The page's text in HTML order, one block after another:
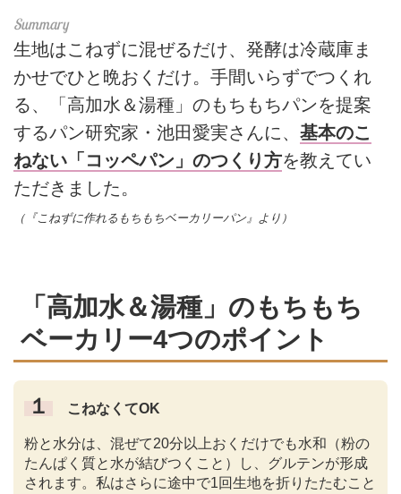
生地はこねずに混ぜるだけ、発酵は冷蔵庫ま
かせでひと晩おくだけ。手間いらずでつくれ
る、「高加水＆湯種」のもちもちパンを提案
するパン研究家・池田愛実さんに、 基本のこ
ねない「コッペパン」のつくり方を教えてい
ただきました。
（『こねずに作れるもちもちベーカリーパン』より）
「高加水＆湯種」のもちもち
ベーカリー4つのポイント
１ こねなくてOK
粉と水分は、混ぜて20分以上おくだけでも水和（粉の
たんぱく質と水が結びつくこと）し、グルテンが形成
されます。私はさらに途中で1回生地を折りたたむこと